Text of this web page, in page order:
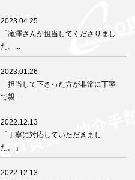
2023.04.25
「滝澤さんが担当してくださりまし
た。...
2023.01.26
「担当して下さった方が非常に丁寧
で親...
2022.12.13
「丁寧に対応していただきまし
た。」
2022.12.13